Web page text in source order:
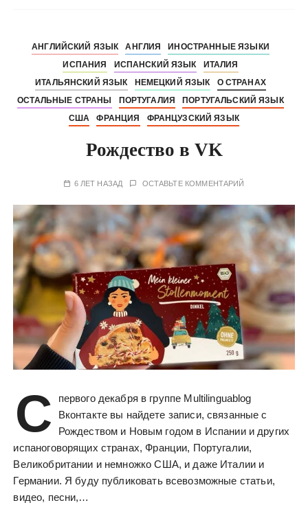
АНГЛИЙСКИЙ ЯЗЫК АНГЛИЯ
ИНОСТРАННЫЕ ЯЗЫКИ
ИСПАНИЯ
ИСПАНСКИЙ ЯЗЫК
ИТАЛИЯ
ИТАЛЬЯНСКИЙ ЯЗЫК
НЕМЕЦКИЙ ЯЗЫК
О СТРАНАХ
ОСТАЛЬНЫЕ СТРАНЫ
ПОРТУГАЛИЯ
ПОРТУГАЛЬСКИЙ ЯЗЫК
США
ФРАНЦИЯ ФРАНЦУЗСКИЙ ЯЗЫК
Рождество в VK
6 ЛЕТ НАЗАД ОСТАВЬТЕ КОММЕНТАРИЙ
С
первого декабря в группе Multilinguablog
Вконтакте вы найдете записи, связанные с
Рождеством и Новым годом в Испании и других
испаноговорящих странах, Франции, Португалии,
Великобритании и немножко США, и даже Италии и
Германии. Я буду публиковать всевозможные статьи,
видео, песни,…